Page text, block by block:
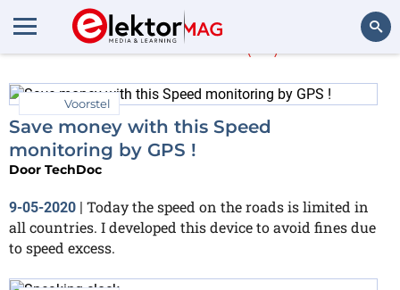
TechDoc
Voorstel
Save money with this Speed
monitoring by GPS !
Door TechDoc
9-05-2020 | Today the speed on the roads is limited in
all countries. I developed this device to avoid fines due
to speed excess.